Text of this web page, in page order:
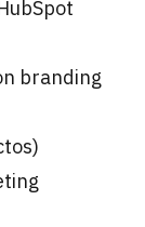
branding